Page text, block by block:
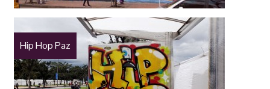
Hip Hop Paz